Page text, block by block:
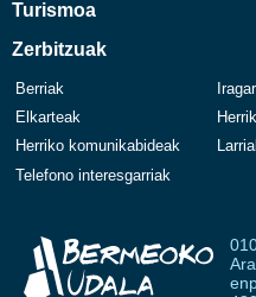
Turismoa
Zerbitzuak
Berriak
Elkarteak
Herriko komunikabideak
Telefono interesgarriak